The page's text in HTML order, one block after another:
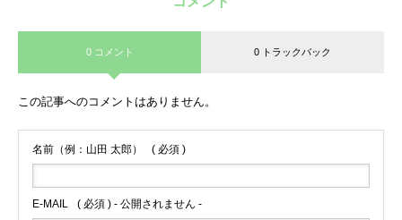
0 コメント 0 トラックバック
この記事へのコメントはありません。
名前（例：山田 太郎） ( 必須 )
E-MAIL ( 必須 ) - 公開されません -